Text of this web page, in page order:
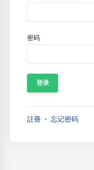
密码
註冊 忘记密码